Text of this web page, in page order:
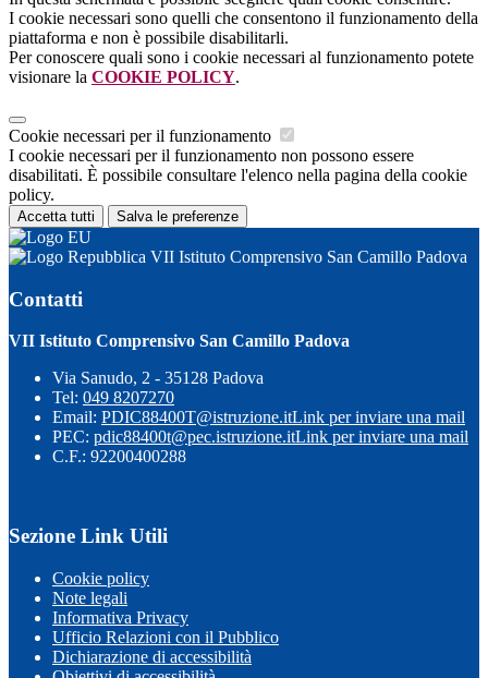
I cookie necessari sono quelli che consentono il funzionamento della
piattaforma e non è possibile disabilitarli.
Per conoscere quali sono i cookie necessari al funzionamento potete
visionare la COOKIE POLICY.
Cookie necessari per il funzionamento
I cookie necessari per il funzionamento non possono essere
disabilitati. È possibile consultare l'elenco nella pagina della cookie
policy.
Accetta tutti Salva le preferenze
VII Istituto Comprensivo San Camillo Padova
Contatti
VII Istituto Comprensivo San Camillo Padova
Via Sanudo, 2 - 35128 Padova
Tel: 049 8207270
Email: PDIC88400T@istruzione.itLink per inviare una mail
PEC: pdic88400t@pec.istruzione.itLink per inviare una mail
C.F.: 92200400288
Sezione Link Utili
Cookie policy
Note legali
Informativa Privacy
Ufficio Relazioni con il Pubblico
Dichiarazione di accessibilità